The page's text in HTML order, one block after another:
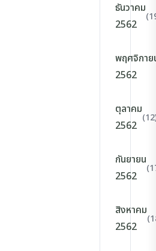
ธันวาคม
2562
พฤศจิกาย
2562
ตุลาคม
2562
กันยายน
2562
สิงหาคม
2562